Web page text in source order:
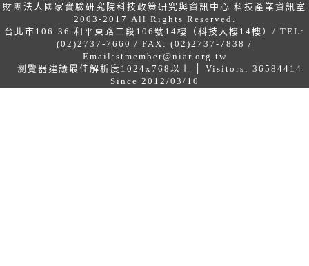
財團法人國家實驗研究院科技政策研究與資訊中心 科技產業資訊室
2003-2017 All Rights Reserved.
台北市106-36 和平東路二段106號14樓（科技大樓14樓）/ TEL:
(02)2737-7660 / FAX: (02)2737-7838 /
Email: stmember@niar.org.tw
瀏覽器建議最佳解析度1024x768以上 │ Visitors: 36584414
Since 2012/03/10